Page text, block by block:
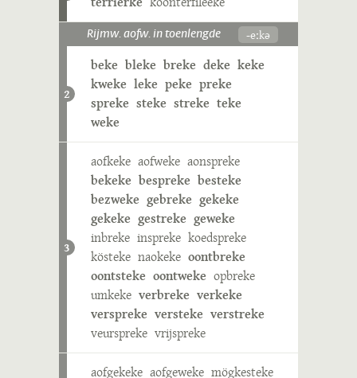
Rijmw. aofw. in toenlengde -eːkə
2
beke bleke breke deke keke
kweke leke peke preke
spreke steke streke teke
weke
3
aofkeke aofweke aonspreke
bekeke bespreke besteke
bezweke gebreke gekeke
gekeke gestreke geweke
inbreke inspreke koedspreke
kösteke naokeke oontbreke
oontsteke oontweke opbreke
umkeke verbreke verkeke
verspreke versteke verstreke
veurspreke vrijspreke
aofgekeke aofgeweke mögkesteke